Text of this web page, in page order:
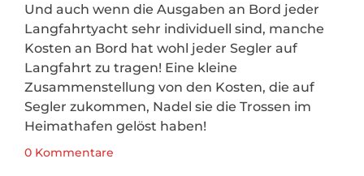
Und auch wenn die Ausgaben an Bord jeder
Langfahrtyacht sehr individuell sind, manche
Kosten an Bord hat wohl jeder Segler auf
Langfahrt zu tragen! Eine kleine
Zusammenstellung von den Kosten, die auf
Segler zukommen, Nadel sie die Trossen im
Heimathafen gelöst haben!
0 Kommentare